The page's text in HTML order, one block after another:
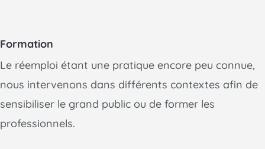
Formation
Le réemploi étant une pratique encore peu connue,
nous intervenons dans différents contextes afin de
sensibiliser le grand public ou de former les
professionnels.